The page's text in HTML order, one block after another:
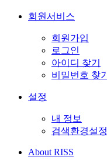
회원서비스
회원가입
로그인
아이디 찾기
비밀번호 찾기
설정
내 정보
검색환경설정
About RISS